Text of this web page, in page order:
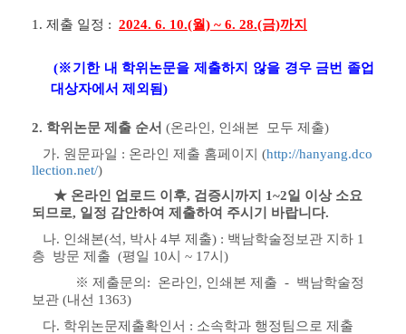
1. 제출 일정 : 2024. 6. 10.(월) ~ 6. 28.(금)까지
(※기한 내 학위논문을 제출하지 않을 경우 금번 졸업
대상자에서 제외됨)
2. 학위논문 제출 순서 (온라인, 인쇄본 모두 제출)
가. 원문파일 : 온라인 제출 홈페이지 (http://hanyang.dco
llection.net/)
★ 온라인 업로드 이후, 검증시까지 1~2일 이상 소요
되므로, 일정 감안하여 제출하여 주시기 바랍니다.
나. 인쇄본(석, 박사 4부 제출) : 백남학술정보관 지하 1
층 방문 제출 (평일 10시 ~ 17시)
※ 제출문의:
온라인 , 인쇄본 제출 - 백남학술정
보관 (내선 1363)
다. 학위논문제출확인서 : 소속학과 행정팀으로 제출